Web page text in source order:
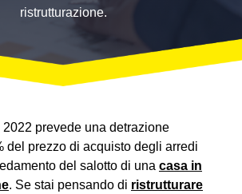
ristrutturazione.
2022 prevede una detrazione
del prezzo di acquisto degli arredi
del salotto di una casa in
. Se stai pensando di ristrutturare